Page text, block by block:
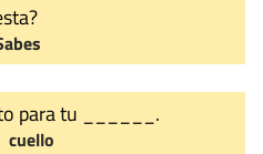
para tu ______.
cuello